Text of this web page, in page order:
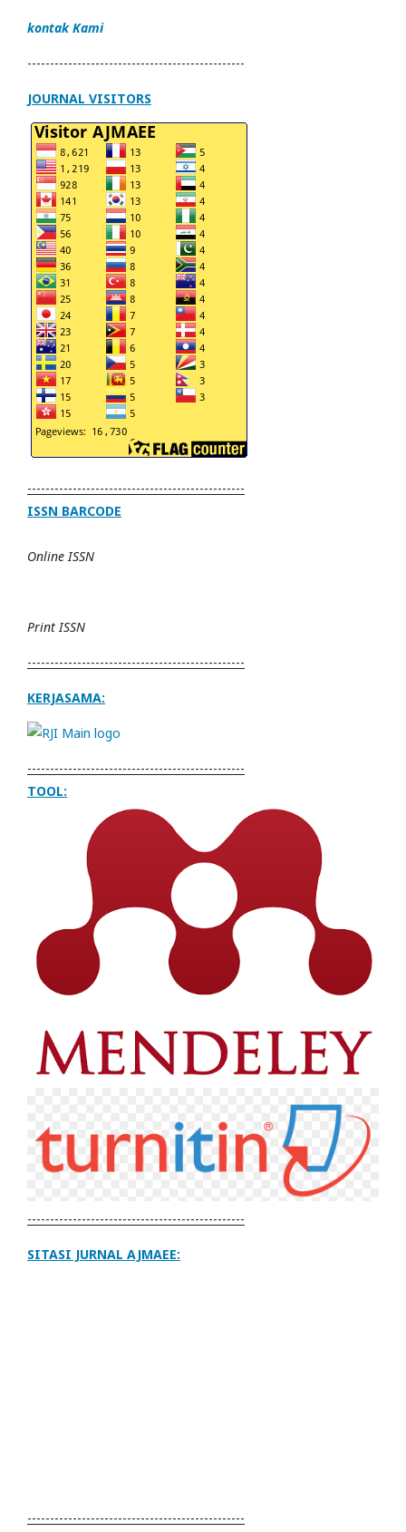
kontak Kami
------------------------------------------------
JOURNAL VISITORS
------------------------------------------------
ISSN BARCODE
Online ISSN
Print ISSN
------------------------------------------------
KERJASAMA:
------------------------------------------------
TOOL:
------------------------------------------------
SITASI JURNAL AJMAEE:
------------------------------------------------